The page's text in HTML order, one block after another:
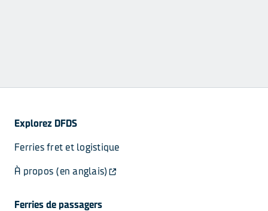
Explorez DFDS
Ferries fret et logistique
À propos (en anglais)
Ferries de passagers